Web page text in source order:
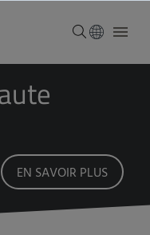
EN SAVOIR PLUS